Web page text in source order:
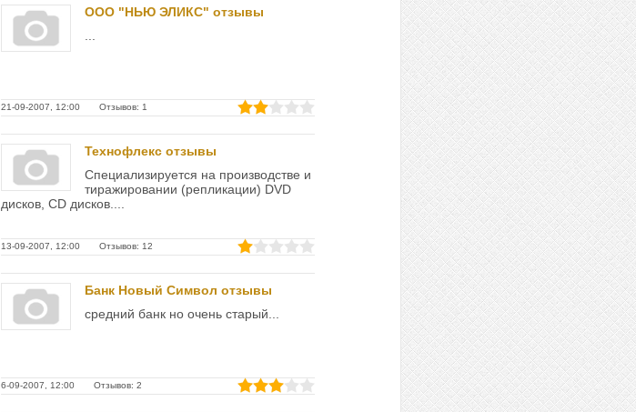
ООО "НЬЮ ЭЛИКС" отзывы
21-09-2007, 12:00 Отзывов: 1
Технофлекс отзывы
Специализируется на производстве и
тиражировании (репликации) DVD
дисков, CD дисков....
13-09-2007, 12:00 Отзывов: 12
Банк Новый Символ отзывы
средний банк но очень старый...
6-09-2007, 12:00 Отзывов: 2